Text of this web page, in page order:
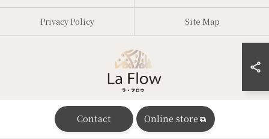
Contact Online store
Privacy Policy Site Map
© 2026 大阪の婦人服ならTalent voler ALL RIGHTS RESERVED.